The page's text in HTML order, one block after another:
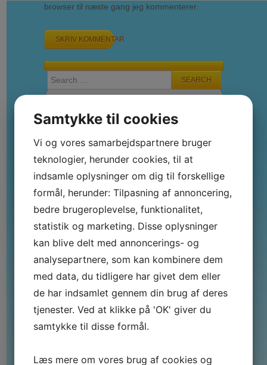
browser til næste gang jeg kommenterer.
Search for:
Seneste indlæg
Skræddersy din indretning med en
bordplade efter mål
Find den perfekte anlægsgartner i
Nordsjælland til din drømmehave
Få professionel hjælp af en
anlægsgartner i Slagelse til din
drømmehave
Sådan finder du det bedste
autoværksted i Ringkøbing
Professionel tandpleje i Odense
sikrer sundhed og smil for hele
familien
Samtykke til cookies
Vi og vores samarbejdspartnere bruger
teknologier, herunder cookies, til at
indsamle oplysninger om dig til forskellige
formål, herunder: Tilpasning af annoncering,
bedre brugeroplevelse, funktionalitet,
statistik og marketing. Disse oplysninger
kan blive delt med annoncerings- og
analysepartnere, som kan kombinere dem
med data, du tidligere har givet dem eller
de har indsamlet gennem din brug af deres
tjenester. Ved at klikke på 'OK' giver du
samtykke til disse formål.
Læs mere om vores brug af cookies og